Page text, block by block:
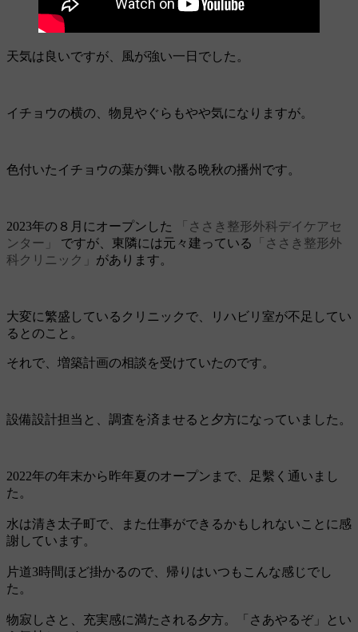
天気は良いですが、風が強い一日でした。
イチョウの横の、物見やぐらもやや気になりますが。
色付いたイチョウの葉が舞い散る晩秋の播州です。
2023年の８月にオープンした
「ささき整形外科デイケアセ
ンター」
ですが、東隣には元々建っている
「ささき整形外
科クリニック」 があります。
大変に繁盛しているクリニックで、リハビリ室が不足してい
るとのこと。
それで、増築計画の相談を受けていたのです。
設備設計担当と、調査を済ませると夕方になっていました。
2022年の年末から昨年夏のオープンまで、足繫く通いまし
た。
水は清き太子町で、また仕事ができるかもしれないことに感
謝しています。
片道3時間ほど掛かるので、帰りはいつもこんな感じでし
た。
物寂しさと、充実感に満たされる夕方。「さあやるぞ」とい